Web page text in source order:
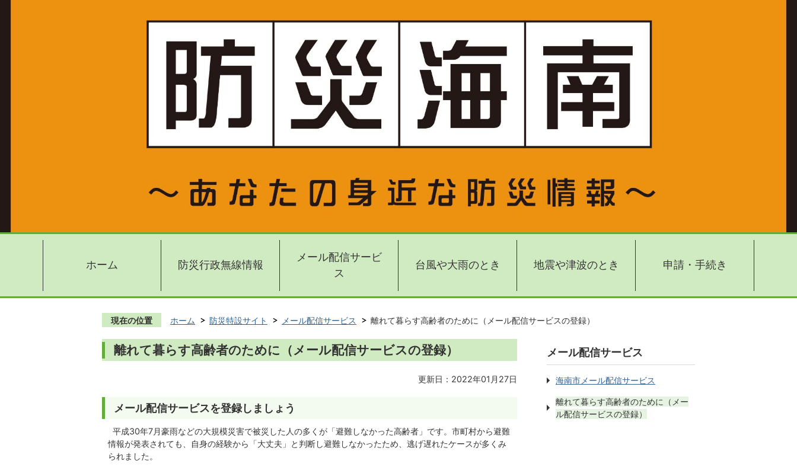
ホーム 防災行政無線情報
メール配信サービ
ス
台風や大雨のとき 地震や津波のとき 申請・手続き
現在の位置 ホーム 防災特設サイト メール配信サービス 離れて暮らす高齢者のために（メール配信サービスの登録）
離れて暮らす高齢者のために（メール配信サービスの登録）
更新日：2022年01月27日
メール配信サービスを登録しましょう
平成30年7月豪雨などの大規模災害で被災した人の多くが「避難しなかった高齢者」です。市町村から避難
情報が発表されても、自身の経験から「大丈夫」と判断し避難しなかったため、逃げ遅れたケースが多くみ
られました。
メール配信サービス
海南市メール配信サービス
離れて暮らす高齢者のために（メー
ル配信サービスの登録）